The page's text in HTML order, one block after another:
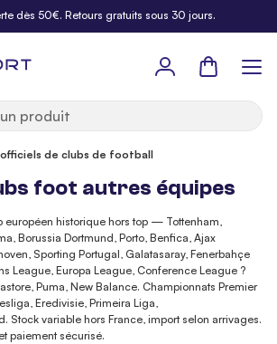
dès 50€. Retours gratuits sous 30 jours.
Panier
de clubs de football
foot autres équipes
européen historique hors top — Tottenham,
Borussia Dortmund, Porto, Benfica, Ajax
Sporting Portugal, Galatasaray, Fenerbahçe
League, Europa League, Conference League ?
Puma, New Balance. Championnats Premier
Eredivisie, Primeira Liga,
Stock variable hors France, import selon arrivages.
paiement sécurisé.